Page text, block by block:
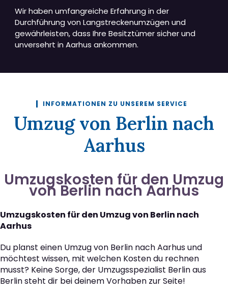
Wir haben umfangreiche Erfahrung in der
Durchführung von Langstreckenumzügen und
gewährleisten, dass Ihre Besitztümer sicher und
unversehrt in Aarhus ankommen.
INFORMATIONEN ZU UNSEREM SERVICE
Umzug von Berlin nach
Aarhus
Umzugskosten für den Umzug
von Berlin nach Aarhus
Umzugskosten für den Umzug von Berlin nach
Aarhus
Du planst einen Umzug von Berlin nach Aarhus und
möchtest wissen, mit welchen Kosten du rechnen
musst? Keine Sorge, der Umzugsspezialist Berlin aus
Berlin steht dir bei deinem Vorhaben zur Seite!